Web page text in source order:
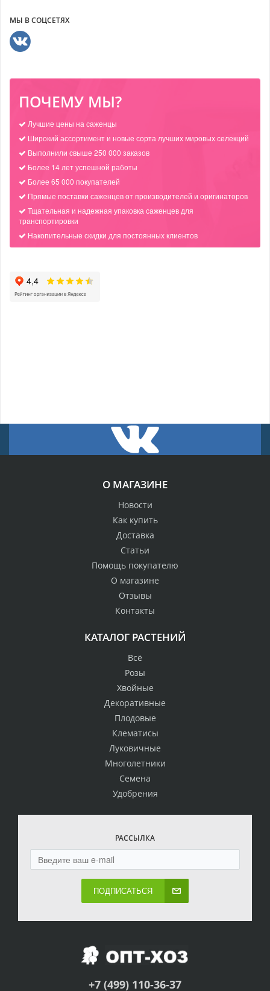
МЫ В СОЦСЕТЯХ
ПОЧЕМУ МЫ?
Лучшие цены на саженцы
Широкий ассортимент и новые сорта лучших мировых селекций
Выполнили свыше 250 000 заказов
Более 14 лет успешной работы
Более 65 000 покупателей
Прямые поставки саженцев от производителей и оригинаторов
Тщательная и надежная упаковка саженцев для
транспортировки
Накопительные скидки для постоянных клиентов
О МАГАЗИНЕ
Новости
Как купить
Доставка
Статьи
Помощь покупателю
О магазине
Отзывы
Контакты
КАТАЛОГ РАСТЕНИЙ
Всё
Розы
Хвойные
Декоративные
Плодовые
Клематисы
Луковичные
Многолетники
Семена
Удобрения
РАССЫЛКА
ПОДПИСАТЬСЯ
+7 (499) 110-36-37